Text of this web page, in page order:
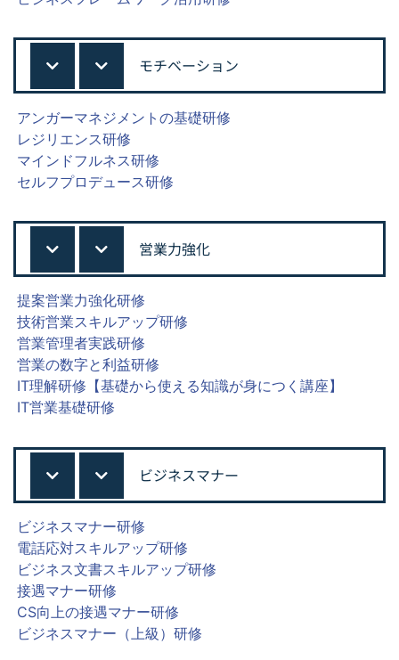
モチベーション
アンガーマネジメントの基礎研修
レジリエンス研修
マインドフルネス研修
セルフプロデュース研修
営業力強化
提案営業力強化研修
技術営業スキルアップ研修
営業管理者実践研修
営業の数字と利益研修
IT理解研修【基礎から使える知識が身につく講座】
IT営業基礎研修
ビジネスマナー
ビジネスマナー研修
電話応対スキルアップ研修
ビジネス文書スキルアップ研修
接遇マナー研修
CS向上の接遇マナー研修
ビジネスマナー（上級）研修